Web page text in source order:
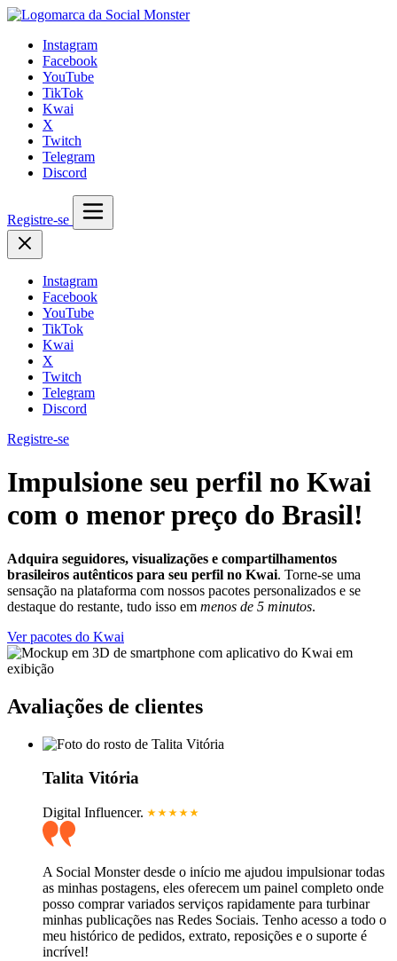
Instagram
Facebook
YouTube
TikTok
Kwai
X
Twitch
Telegram
Discord
Registre-se
Instagram
Facebook
YouTube
TikTok
Kwai
X
Twitch
Telegram
Discord
Registre-se
Impulsione seu perfil no Kwai
com o menor preço do Brasil!
Adquira seguidores, visualizações e compartilhamentos
brasileiros autênticos para seu perfil no Kwai. Torne-se uma
sensação na plataforma com nossos pacotes personalizados e se
destaque do restante, tudo isso em menos de 5 minutos.
Ver pacotes do Kwai
Avaliações de clientes
Talita Vitória
Digital Influencer.
A Social Monster desde o início me ajudou impulsionar todas
as minhas postagens, eles oferecem um painel completo onde
posso comprar variados serviços rapidamente para turbinar
minhas publicações nas Redes Sociais. Tenho acesso a todo o
meu histórico de pedidos, extrato, reposições e o suporte é
incrível!